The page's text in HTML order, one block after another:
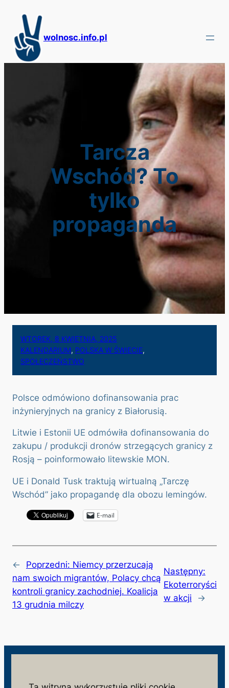
treści
wolnosc.info.pl
Tarcza
Wschód? To
tylko
propaganda
WTOREK, 8 KWIETNIA, 2025
KALENDARIUM, POLSKA W ŚWIECIE
SPOŁECZEŃSTWO
Polsce odmówiono dofinansowania prac
inżynieryjnych na granicy z Białorusią.
Litwie i Estonii UE odmówiła dofinansowania do
zakupu / produkcji dronów strzegących granicy z
Rosją – poinformowało litewskie MON.
UE i Donald Tusk traktują wirtualną „Tarczę
Wschód” jako propagandę dla obozu lemingów.
E-mail
← Poprzedni: Niemcy przerzucają
nam swoich migrantów, Polacy chcą
kontroli granicy zachodniej. Koalicja
13 grudnia milczy
Następny:
Ekoterroryści
w akcji
→